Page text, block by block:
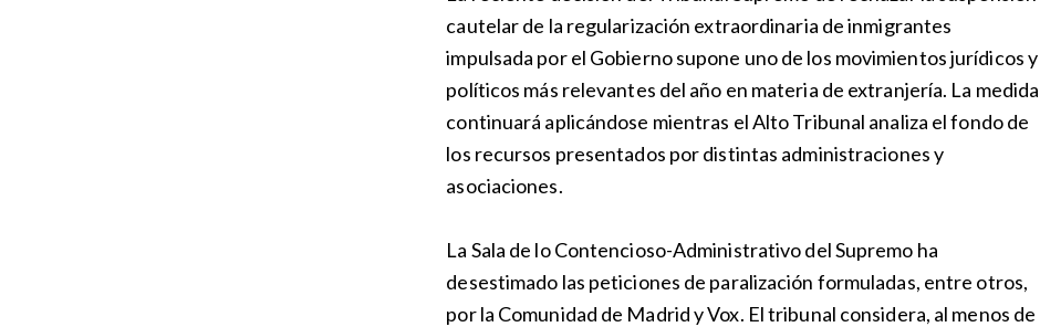
cautelar de la regularización extraordinaria de inmigrantes
impulsada por el Gobierno supone uno de los movimientos jurídicos y
políticos más relevantes del año en materia de extranjería. La medida
continuará aplicándose mientras el Alto Tribunal analiza el fondo de
los recursos presentados por distintas administraciones y
asociaciones.
La Sala de lo Contencioso-Administrativo del Supremo ha
desestimado las peticiones de paralización formuladas, entre otros,
por la Comunidad de Madrid y Vox. El tribunal considera, al menos de